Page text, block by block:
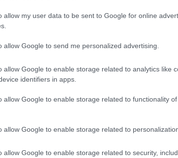
allow my user data to be sent to Google for online
allow Google to send me personalized advertising.
allow Google to enable storage related to analytics like
identifiers in apps.
allow Google to enable storage related to functionality
allow Google to enable storage related to
allow Google to enable storage related to security,
un incontro con la Dott.ssa Matta,
iniziativa è fondamentale per
Incontrare un esperto del settore offre
argomenti di grande attualità. Chi non
studenti potranno apprendere
che spesso lascia il segno. Le
i diritti sono inestimabili.
del 12 maggio 2025
che comunica il differimento dell’orario di